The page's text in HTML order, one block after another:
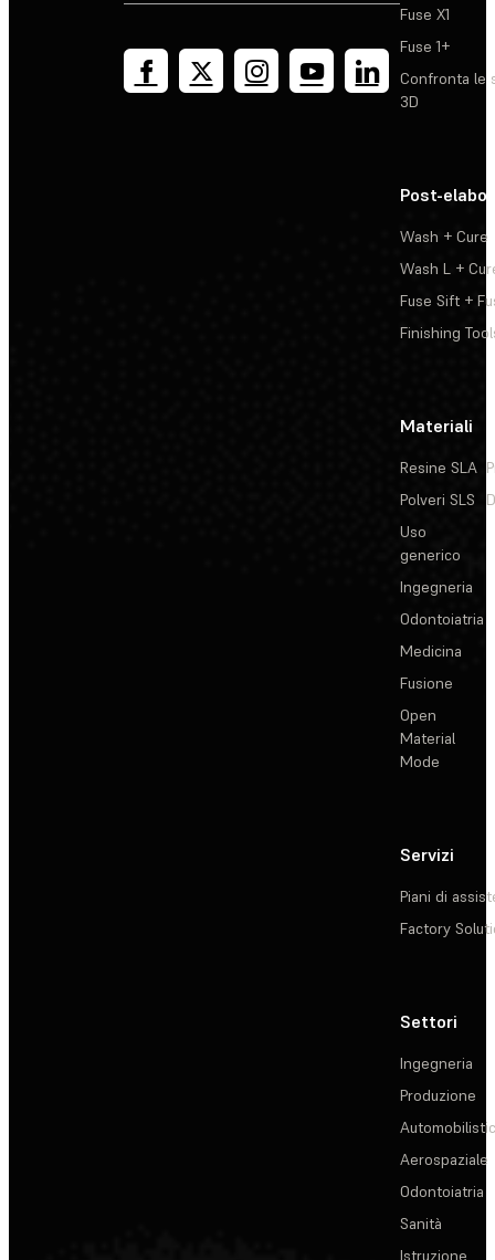
Fuse X1
Fuse 1+
Confronta le
3D
Post-
Wash + Cure
Wash L +
Fuse Sift +
Finishing
Materiali
Resine SLA
Polveri SLS
Uso
generico
Ingegneria
Odontoiatria
Medicina
Fusione
Open
Material
Mode
Servizi
Piani di
Factory
Settori
Ingegneria
Produzione
Aerospaziale
Odontoiatria
Sanità
Istruzione